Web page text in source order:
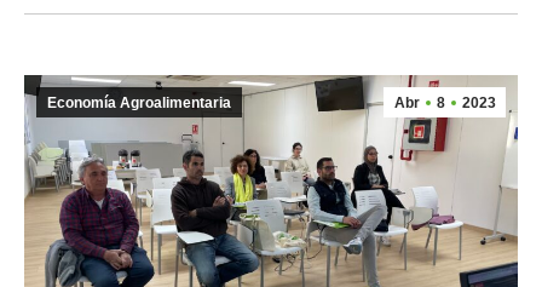
Abr 8 2023
Economía Agroalimentaria